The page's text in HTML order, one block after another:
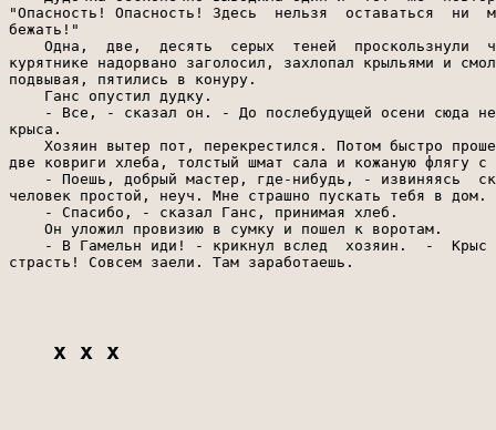
"Опасность! Опасность! Здесь  нельзя  оставаться  ни
бежать!"
Одна,  две,  десять  серых  теней  проскользнули
курятнике надорвано заголосил, захлопал крыльями и
подвывая, пятились в конуру.
    Ганс опустил дудку.
- Все, - сказал он. - До послебудущей осени сюда
крыса.
Хозяин вытер пот, перекрестился. Потом быстро
две ковриги хлеба, толстый шмат сала и кожаную флягу с
- Поешь, добрый мастер, где-нибудь, - извиняясь
человек простой, неуч. Мне страшно пускать тебя в дом.
    - Спасибо, - сказал Ганс, принимая хлеб.
    Он уложил провизию в сумку и пошел к воротам.
- В Гамельн иди! - крикнул вслед  хозяин.  -  Крыс
страсть! Совсем заели. Там заработаешь.
x x x